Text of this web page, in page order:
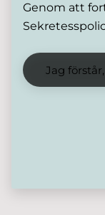
Genom att
Jag